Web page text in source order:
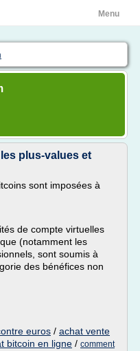
Menu
plus-values et
sont imposées à
de compte virtuelles
(notamment les
sont soumis à
des bénéfices non
euros / achat vente
bitcoin en ligne / comment